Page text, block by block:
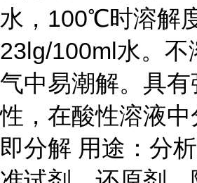
水，100℃时溶解
23lg/100ml水。不
气中易潮解。具
性，在酸性溶液
即分解 用途：分